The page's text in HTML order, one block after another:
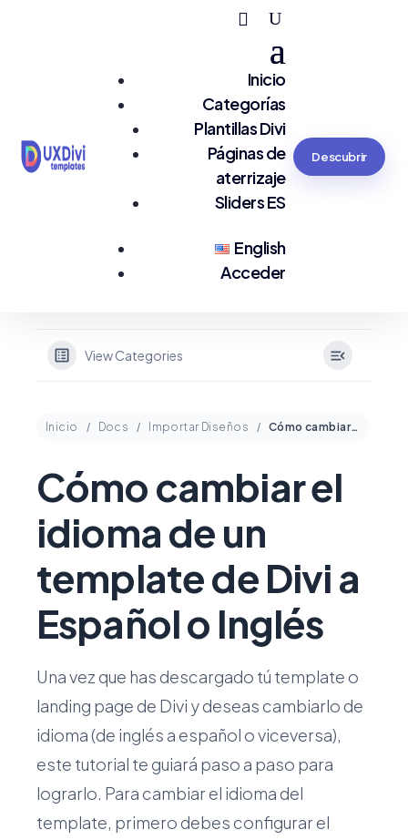
Inicio
Categorías
Plantillas Divi
Páginas de
aterrizaje
Sliders ES
English
Acceder
Descubrir
View Categories
Inicio Docs Importar Diseños Cómo cambiar el idioma de un template de Divi a Español o Inglés
Cómo cambiar el
idioma de un
template de Divi a
Español o Inglés
Una vez que has descargado tú template o
landing page de Divi y deseas cambiarlo de
idioma (de inglés a español o viceversa),
este tutorial te guiará paso a paso para
lograrlo. Para cambiar el idioma del
template, primero debes configurar el